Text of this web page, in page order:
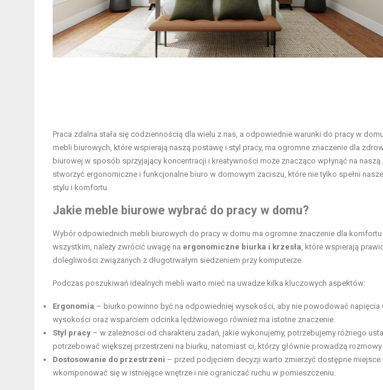
Praca zdalna stała się codziennością dla wielu z nas, a odpowiednie warunki do pracy w
mebli biurowych, które wspierają naszą postawę i styl pracy, ma ogromne znaczenie dla
biurowej w sposób sprzyjający koncentracji i kreatywności może znacząco wpłynąć na
stworzyć ergonomiczne i funkcjonalne biuro w domowym zaciszu, które nie tylko spełni
stylu i komfortu.
Jakie meble biurowe wybrać do pracy w domu?
Wybór odpowiednich mebli biurowych do pracy w domu ma ogromne znaczenie dla
wszystkim, należy zwrócić uwagę na ergonomiczne biurka i krzesła, które wspierają
dolegliwości związanych z długotrwałym siedzeniem przy komputerze.
Podczas poszukiwań idealnych mebli warto mieć na uwadze kilka kluczowych aspektów:
Ergonomia – biurko powinno być na odpowiedniej wysokości, aby nie powodować napięcia
wysokości oraz wsparciem odcinka lędźwiowego również ma istotne znaczenie.
Styl pracy – w zależności od charakteru zadań, jakie wykonujemy, potrzebujemy różnego
potrzebować większej przestrzeni na biurku, natomiast ci, którzy głównie prowadzą
Dostosowanie do przestrzeni – przed podjęciem decyzji warto zmierzyć dostępne
wkomponować się w istniejące wnętrze i nie ograniczać ruchu w pomieszczeniu.